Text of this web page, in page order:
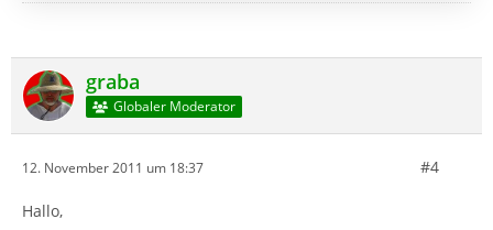
graba
Globaler Moderator
12. November 2011 um 18:37 #4
Hallo,